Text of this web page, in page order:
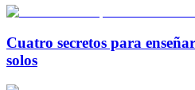
Cuatro secretos para
solos